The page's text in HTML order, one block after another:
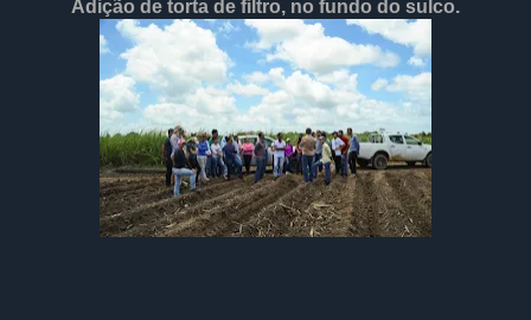
Adição de torta de filtro, no fundo do sulco.